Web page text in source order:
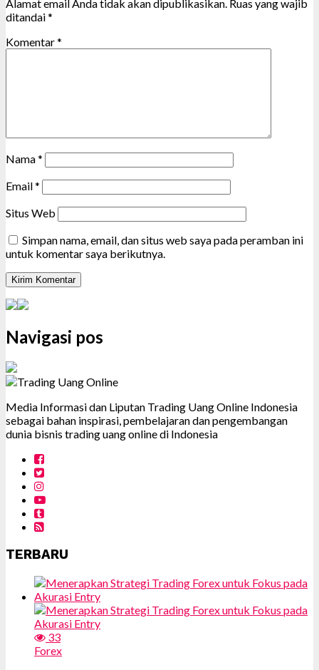
Alamat email Anda tidak akan dipublikasikan. Ruas yang wajib
ditandai*
Komentar*
Nama*
Email*
Situs Web
Simpan nama, email, dan situs web saya pada peramban ini
untuk komentar saya berikutnya.
Navigasi pos
Media Informasi dan Liputan Trading Uang Online Indonesia
sebagai bahan inspirasi, pembelajaran dan pengembangan
dunia bisnis trading uang online di Indonesia
TERBARU
33
Forex